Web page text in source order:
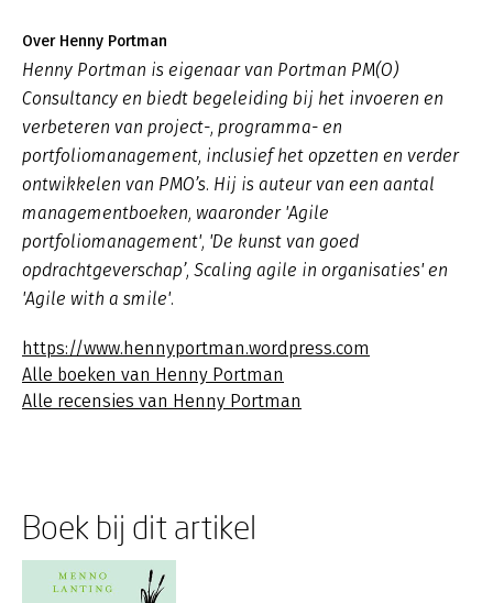
Over Henny Portman
Henny Portman is eigenaar van Portman PM(O)
Consultancy en biedt begeleiding bij het invoeren en
verbeteren van project-, programma- en
portfoliomanagement, inclusief het opzetten en verder
ontwikkelen van PMO’s. Hij is auteur van een aantal
managementboeken, waaronder 'Agile
portfoliomanagement', 'De kunst van goed
opdrachtgeverschap’, Scaling agile in organisaties' en
'Agile with a smile'.
https://www.hennyportman.wordpress.com
Alle boeken van Henny Portman
Alle recensies van Henny Portman
Boek bij dit artikel